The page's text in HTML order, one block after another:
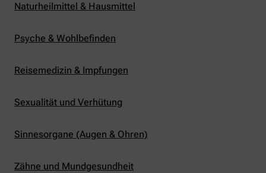
Naturheilmittel & Hausmittel
Psyche & Wohlbefinden
Reisemedizin & Impfungen
Sexualität und Verhütung
Sinnesorgane (Augen & Ohren)
Zähne und Mundgesundheit